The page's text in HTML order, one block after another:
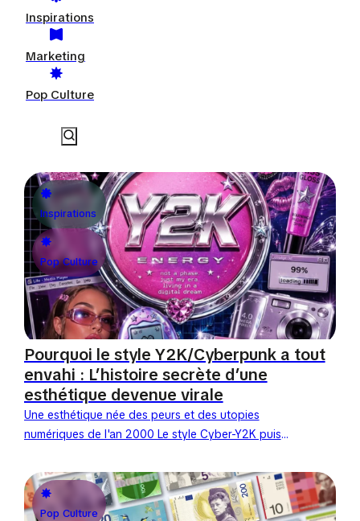
Inspirations
Marketing
Pop Culture
Inspirations
Pop Culture
Pourquoi le style Y2K/Cyberpunk a tout
envahi : L’histoire secrète d’une
esthétique devenue virale
Une esthétique née des peurs et des utopies
numériques de l'an 2000 Le style Cyber-Y2K puise
fascination...
Pop Culture